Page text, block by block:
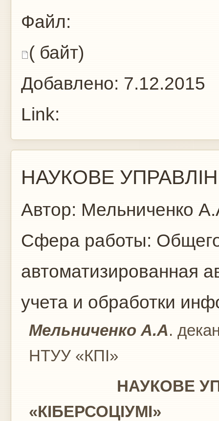
Файл:
( байт)
Добавлено: 7.12.2015
Link:
НАУКОВЕ
Автор: Мельниченко
Сфера работы:
автоматизированная
учета и обработки
Мельниченко А.А.
НТУУ «КПІ»
НАУКОВЕ
«КІБЕРСОЦІУМІ»